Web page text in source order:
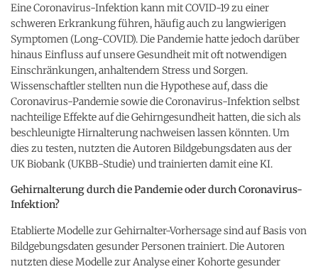
Eine Coronavirus-Infektion kann mit COVID-19 zu einer
schweren Erkrankung führen, häufig auch zu langwierigen
Symptomen (Long-COVID). Die Pandemie hatte jedoch darüber
hinaus Einfluss auf unsere Gesundheit mit oft notwendigen
Einschränkungen, anhaltendem Stress und Sorgen.
Wissenschaftler stellten nun die Hypothese auf, dass die
Coronavirus-Pandemie sowie die Coronavirus-Infektion selbst
nachteilige Effekte auf die Gehirngesundheit hatten, die sich als
beschleunigte Hirnalterung nachweisen lassen könnten. Um
dies zu testen, nutzten die Autoren Bildgebungsdaten aus der
UK Biobank (UKBB-Studie) und trainierten damit eine KI.
Gehirnalterung durch die Pandemie oder durch Coronavirus-
Infektion?
Etablierte Modelle zur Gehirnalter-Vorhersage sind auf Basis von
Bildgebungsdaten gesunder Personen trainiert. Die Autoren
nutzten diese Modelle zur Analyse einer Kohorte gesunder